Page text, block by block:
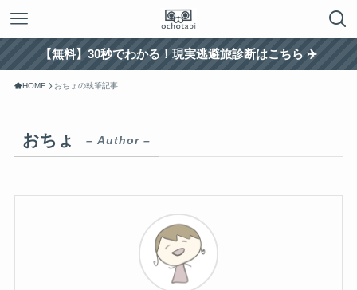
【無料】30秒でわかる！現実逃避旅診断はこちら ✈️
HOME おちょの執筆記事
おちょ – Author –